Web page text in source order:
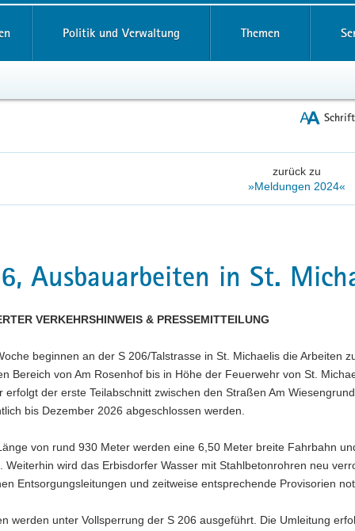
Politik und Verwaltung Themen
zurück zu
»Meldungen 2024«
Ausbauarbeiten in St.
VERKEHRSHINWEIS & PRESSEMITTEILUNG
beginnen an der S 206/Talstrasse in St. Michaelis die Arbeiten
Bereich von Am Rosenhof bis in Höhe der Feuerwehr von St.
erfolgt der erste Teilabschnitt zwischen den Straßen Am
bis Dezember 2026 abgeschlossen werden.
von rund 930 Meter werden eine 6,50 Meter breite Fahrbahn
Weiterhin wird das Erbisdorfer Wasser mit Stahlbetonrohren neu
Entsorgungsleitungen und zeitweise entsprechende Provisorien
werden unter Vollsperrung der S 206 ausgeführt. Die Umleitung